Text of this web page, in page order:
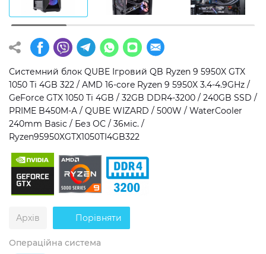
Операційна система
Windows 11 Home
Windows 11 Pro
Без ОС
Тип накопичувача
SSD
HDD
SSD + HDD
Додатково
RGB-підсвічування
Розблокований множник CPU
Надшвидкий M.2 SSD NVME
Системний блок QUBE Ігровий QB Ryzen 9 5950X GTX
1050 Ti 4GB 322 / AMD 16-core Ryzen 9 5950X 3.4-4.9GHz /
GeForce GTX 1050 Ti 4GB / 32GB DDR4-3200 / 240GB SSD /
PRIME B450M-A / QUBE WIZARD / 500W / WaterCooler
240mm Basic / Без ОС / 36міс. /
Ryzen95950XGTX1050TI4GB322
Архів Порівняти
Операційна система